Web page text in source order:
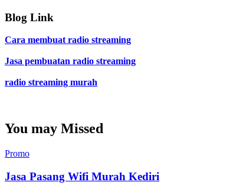
Blog Link
Cara membuat radio streaming
Jasa pembuatan radio streaming
radio streaming murah
You may Missed
Promo
Jasa Pasang Wifi Murah Kediri